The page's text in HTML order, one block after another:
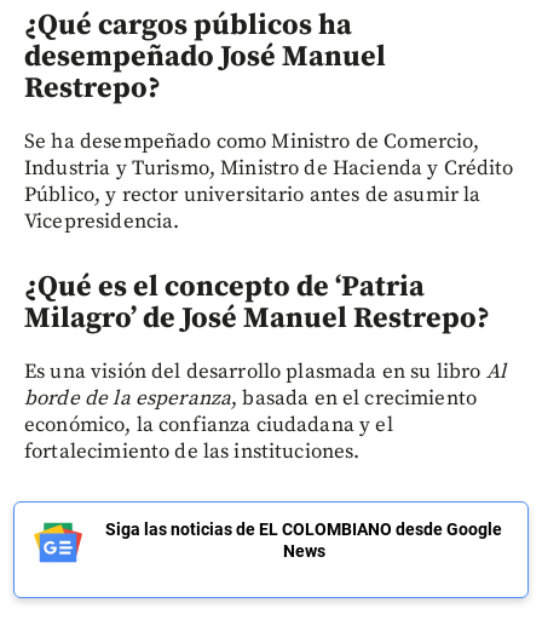
¿Qué cargos públicos ha
desempeñado José Manuel
Restrepo?
Se ha desempeñado como Ministro de Comercio,
Industria y Turismo, Ministro de Hacienda y Crédito
Público, y rector universitario antes de asumir la
Vicepresidencia.
¿Qué es el concepto de ‘Patria
Milagro’ de José Manuel Restrepo?
Es una visión del desarrollo plasmada en su libro Al
borde de la esperanza, basada en el crecimiento
económico, la confianza ciudadana y el
fortalecimiento de las instituciones.
Siga las noticias de EL COLOMBIANO desde Google
News